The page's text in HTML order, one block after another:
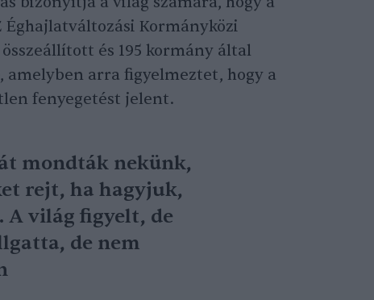
Éghajlatváltozási Kormányközi
és 195 kormány által
arra figyelmeztet, hogy a
fenyegetést jelent.
mondták nekünk,
rejt, ha hagyjuk,
A világ figyelt, de
de nem